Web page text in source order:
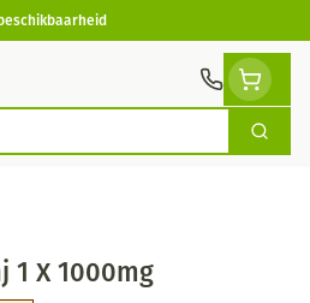
Zoek
1 X 1000mg